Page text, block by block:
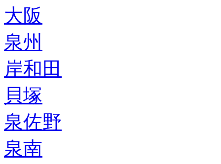
大阪
泉州
岸和田
貝塚
泉佐野
泉南